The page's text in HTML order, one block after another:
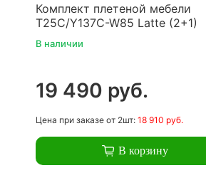
Комплект плетеной мебели
T25C/Y137C-W85 Latte (2+1)
В наличии
19 490 руб.
Цена при заказе от 2шт: 18 910 руб.
В корзину